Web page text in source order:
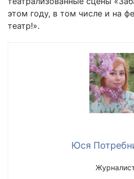
этом году, в том числе и на
театр!».
Юся